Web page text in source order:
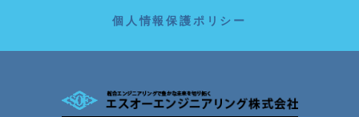
個人情報保護ポリシー